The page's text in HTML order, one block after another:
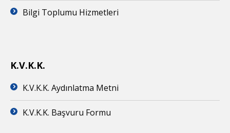
Bilgi Toplumu Hizmetleri
K.V.K.K.
K.V.K.K. Aydınlatma Metni
K.V.K.K. Başvuru Formu